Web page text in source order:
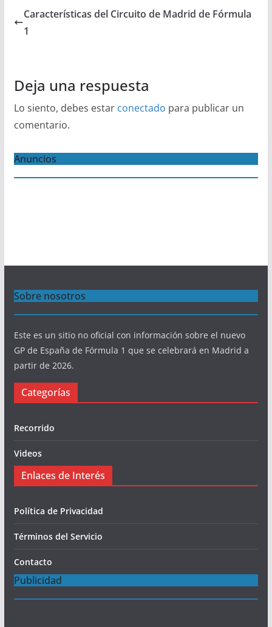
Características del Circuito de Madrid de Fórmula
1
Deja una respuesta
Lo siento, debes estar conectado para publicar un
comentario.
Anuncios
Sobre nosotros
Este es un sitio no oficial con información sobre el nuevo
GP de España de Fórmula 1 que se celebrará en Madrid a
partir de 2026.
Categorías
Recorrido
Videos
Enlaces de Interés
Política de Privacidad
Términos del Servicio
Contacto
Publicidad